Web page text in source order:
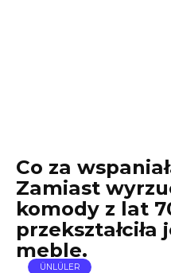
Co za
Zamiast
komody z lat
meble.
ÜNLÜLER